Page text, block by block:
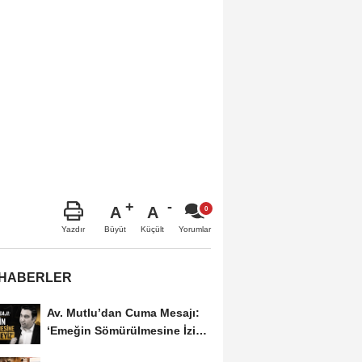
Yazdır
A
Büyüt
A
Küçült Yorumlar
Av. Mutlu’dan Cuma Mesajı:
‘Emeğin Sömürülmesine İzin